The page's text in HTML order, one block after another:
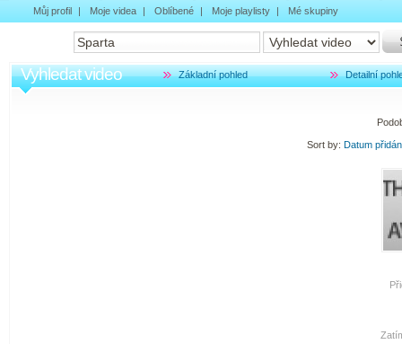
Můj profil | Moje videa | Oblíbené | Moje playlisty | Mé skupiny
Vyhledat video Základní pohled Detailní
Sort by: Datum